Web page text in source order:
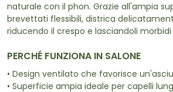
naturale con il phon. Grazie all'ampia
brevettati flessibili, districa
riducendo il crespo e lasciandoli morbidi
PERCHÉ FUNZIONA IN SALONE
• Design ventilato che favorisce
• Superficie ampia ideale per capelli